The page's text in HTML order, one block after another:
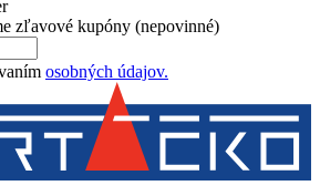
zľavové kupóny (nepovinné)
osobných údajov.